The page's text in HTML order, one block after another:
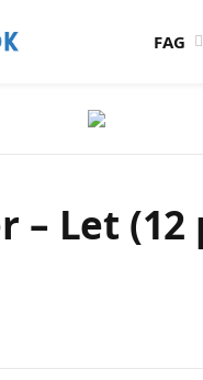
FAG
– Let